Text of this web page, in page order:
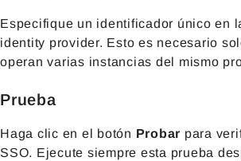
Especifique un identificador único en
identity provider. Esto es necesario
operan varias instancias del mismo
Prueba
Haga clic en el botón Probar para
SSO. Ejecute siempre esta prueba